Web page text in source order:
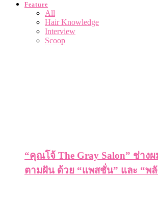
Feature
All
Hair Knowledge
Interview
Scoop
“คุณโจ้ The Gray Salon” ช่าง
ตามฝัน ด้วย “แพสชั่น” และ “พลั